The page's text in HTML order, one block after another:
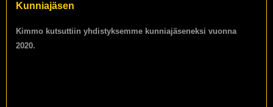
Kunniajäsen
Kimmo kutsuttiin yhdistyksemme kunniajäseneksi vuonna
2020.